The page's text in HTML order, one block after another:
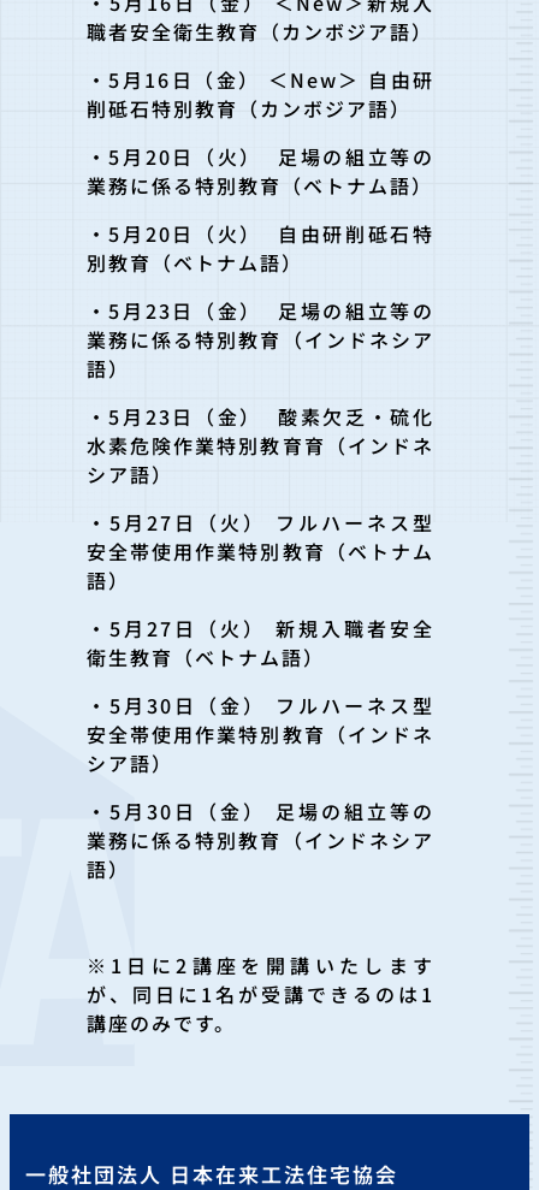
職者安全衛生教育（カンボジア語）
・5月16日（金） ＜New＞ 自由研
削砥石特別教育（カンボジア語）
・5月20日（火） 足場の組立等の
業務に係る特別教育（ベトナム語）
・5月20日（火） 自由研削砥石特
別教育（ベトナム語）
・5月23日（金） 足場の組立等の
業務に係る特別教育（インドネシア
語）
・5月23日（金） 酸素欠乏・硫化
水素危険作業特別教育育（インドネ
シア語）
・5月27日（火） フルハーネス型
安全帯使用作業特別教育（ベトナム
語）
・5月27日（火） 新規入職者安全
衛生教育（ベトナム語）
・5月30日（金） フルハーネス型
安全帯使用作業特別教育（インドネ
シア語）
・5月30日（金） 足場の組立等の
業務に係る特別教育（インドネシア
語）
※1日に2講座を開講いたします
が、同日に1名が受講できるのは1
講座のみです。
一般社団法人 日本在来工法住宅協会